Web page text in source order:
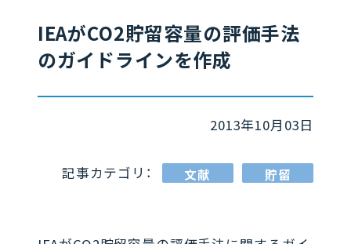
IEAがCO2貯留容量の評価手法
のガイドラインを作成
2013年10月03日
記事カテゴリ： 文献 貯留